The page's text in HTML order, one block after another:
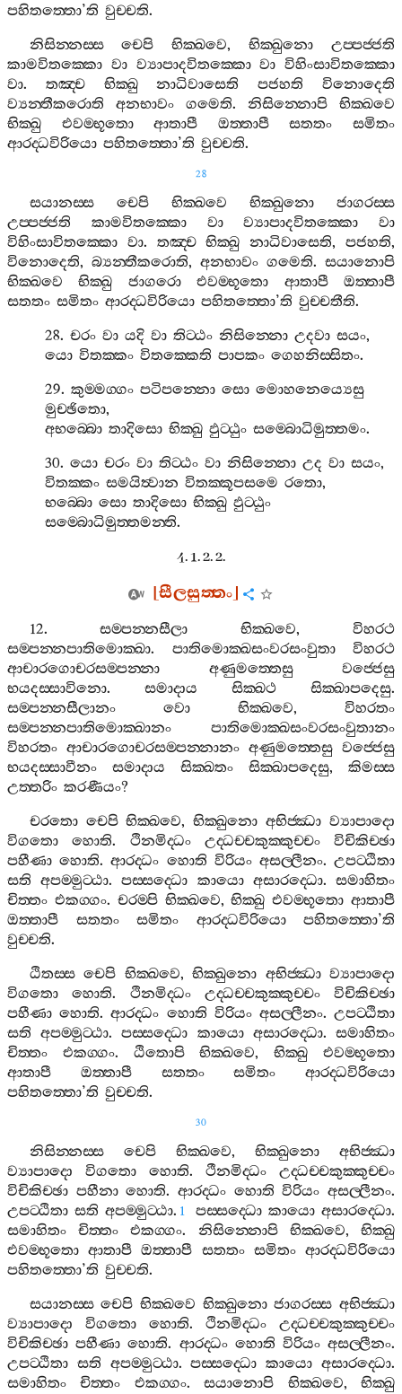
පහිතත‍්තො’ති වුච‍්චති.
නිසින‍්නස‍්ස
චෙපි භික‍්ඛවෙ,භික‍්ඛුනො
උප‍්පජ‍්ජති
කාමවිතක‍්කො වා ව්‍යාපාදවිතක‍්කො වා විහිංසාවිතක‍්කො
වා. තඤ‍්ච භික‍්ඛු නාධිවාසෙති පජහති
විනොදෙති
ව්‍යන‍්තීකරොති
අනභාවං ගමෙති. නිසින‍්නොපි
භික‍්ඛවෙ
භික‍්ඛු
එවම‍්භූතො ආතාපී ඔත‍්තාපී සතතං
සමිතං
ආරද‍්ධවිරියො පහිතත‍්තො’ති වුච‍්චති.
28
සයානස‍්ස චෙපි භික‍්ඛවෙ භික‍්ඛුනො
ජාගරස‍්ස
උප‍්පජ‍්ජති
කාමවිතක‍්කො වා ව්‍යාපාදවිතක‍්කො
වා
විහිංසාවිතක‍්කො වා. තඤ‍්ච භික‍්ඛු නාධිවාසෙති,පජහති,
විනොදෙති, බ්‍යන‍්තීකරොති, අනභාවං ගමෙති. සයානොපි
භික‍්ඛවෙ
භික‍්ඛු ජාගරො එවම‍්භූතො ආතාපී
ඔත‍්තාපී
සතතං සමිතං ආරද‍්ධවිරියො පහිතත‍්තො’ති වුච‍්චතීති.
28.චරං වා යදි වා තිට‍්ඨං නිසින‍්නො උදවා සයං,
යො විතක‍්කං විතක‍්කෙති පාපකං ගෙහනිස‍්සිතං.
29.කුම‍්මග‍්ගං පටිපන‍්නො සො මොහනෙය්‍යෙසු
මුච‍්ඡිතො,
අභබ‍්බො තාදිසො භික‍්ඛු ඵුට‍්ඨුං සම‍්බොධිමුත‍්තමං.
30.යො චරං වා තිට‍්ඨං වා නිසින‍්නො උද වා සයං,
විතක‍්කං සමයිත්‍වාන විතක‍්කූපසමෙ රතො,
භබ‍්බො සො තාදිසො භික‍්ඛු ඵුට‍්ඨුං
සම‍්බොධිමුත‍්තමන‍්ති.
4. 1. 2. 2.
[සීලසුත‍්තං]
12.සම‍්පන‍්නසීලා භික‍්ඛවෙ,විහරථ
සම‍්පන‍්නපාතිමොක‍්ඛා. පාතිමොක‍්ඛසංවරසංවුතා
විහරථ
ආචාරගොචරසම‍්පන‍්නා
අණුමත‍්තෙසු
වජ‍්ජෙසු
භයදස‍්සාවිනො. සමාදාය සික‍්ඛථ සික‍්ඛාපදෙසු.
සම‍්පන‍්නසීලානං
වො භික‍්ඛවෙ, විහරතං
සම‍්පන‍්නපාතිමොක‍්ඛානං
පාතිමොක‍්ඛසංවරසංවුතානං
විහරතං ආචාරගොචරසම‍්පන‍්නානං අණුමත‍්තෙසු වජ‍්ජෙසු
භයදස‍්සාවීනං
සමාදාය සික‍්ඛතං සික‍්ඛාපදෙසු, කිමස‍්ස
උත‍්තරිං කරණීයං?
චරතො චෙපි භික‍්ඛවෙ,භික‍්ඛුනො අභිජ‍්ඣා ව්‍යාපාදො
විගතො
හොති. ථිනමිද‍්ධං උද‍්ධච‍්චකුක‍්කුච‍්චං
විචිකිච‍්ඡා
පහීණා හොති.ආරද‍්ධං හොති විරියං අසල‍්ලීනං.උපට‍්ඨිතා
සති අපම‍්මුට‍්ඨා.පස‍්සද‍්ධො කායො අසාරද‍්ධො.සමාහිතං
චිත‍්තං එකග‍්ගං. චරම‍්පි භික‍්ඛවෙ,භික‍්ඛු එවම‍්භූතො ආතාපී
ඔත‍්තාපී
සතතං සමිතං ආරද‍්ධවිරියො පහිතත‍්තො’ති
වුච‍්චති.
ඨිතස‍්ස චෙපි භික‍්ඛවෙ,භික‍්ඛුනො අභිජ‍්ඣා ව්‍යාපාදො
විගතො
හොති. ථිනමිද‍්ධං උද‍්ධච‍්චකුක‍්කුච‍්චං
විචිකිච‍්ඡා
පහීණා හොති.ආරද‍්ධං හොති විරියං අසල‍්ලීනං.උපට‍්ඨිතා
සති අපම‍්මුට‍්ඨා.පස‍්සද‍්ධො කායො අසාරද‍්ධො.සමාහිතං
චිත‍්තං
එකග‍්ගං. ඨිතොපි භික‍්ඛවෙ,භික‍්ඛු
එවම‍්භූතො
ආතාපී
ඔත‍්තාපී සතතං සමිතං
ආරද‍්ධවිරියො
පහිතත‍්තො’ති වුච‍්චති.
30
නිසින‍්නස‍්ස චෙපි භික‍්ඛවෙ, භික‍්ඛුනො
අභිජ‍්ඣා
ව්‍යාපාදො
විගතො හොති. ථීනමිද‍්ධං
උද‍්ධච‍්චකුක‍්කුච‍්චං
විචිකිච‍්ඡා පහීනා හොති.ආරද‍්ධං හොති විරියං අසල‍්ලීනං.
උපට‍්ඨිතා සති අපම‍්මුට‍්ඨා. 1 පස‍්සද‍්ධො කායො අසාරද‍්ධො.
සමාහිතං
චිත‍්තං එකග‍්ගං. නිසින‍්නොපි භික‍්ඛවෙ,භික‍්ඛු
එවම‍්භූතො ආතාපී ඔත‍්තාපී සතතං සමිතං ආරද‍්ධවිරියො
පහිතත‍්තො’ති වුච‍්චති.
සයානස‍්ස චෙපි භික‍්ඛවෙ භික‍්ඛුනො ජාගරස‍්ස අභිජ‍්ඣා
ව්‍යාපාදො
විගතො හොති. ථිනමිද‍්ධං
උද‍්ධච‍්චකුක‍්කුච‍්චං
විචිකිච‍්ඡා පහීණා හොති. ආරද‍්ධං හොති විරියං අසල‍්ලීනං.
උපට‍්ඨිතා සති අපම‍්මුට‍්ඨා.පස‍්සද‍්ධො කායො අසාරද‍්ධො.
සමාහිතං
චිත‍්තං එකග‍්ගං.සයානොපි භික‍්ඛවෙ,භික‍්ඛු